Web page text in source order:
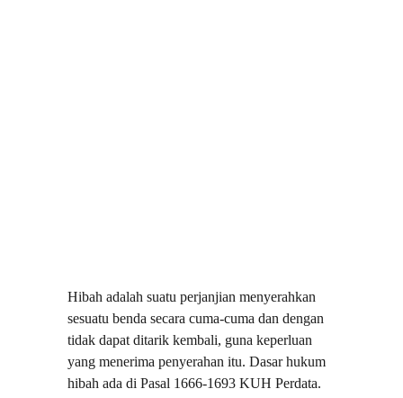
Hibah adalah suatu perjanjian menyerahkan
sesuatu benda secara cuma-cuma dan dengan
tidak dapat ditarik kembali, guna keperluan
yang menerima penyerahan itu. Dasar hukum
hibah ada di Pasal 1666-1693 KUH Perdata.